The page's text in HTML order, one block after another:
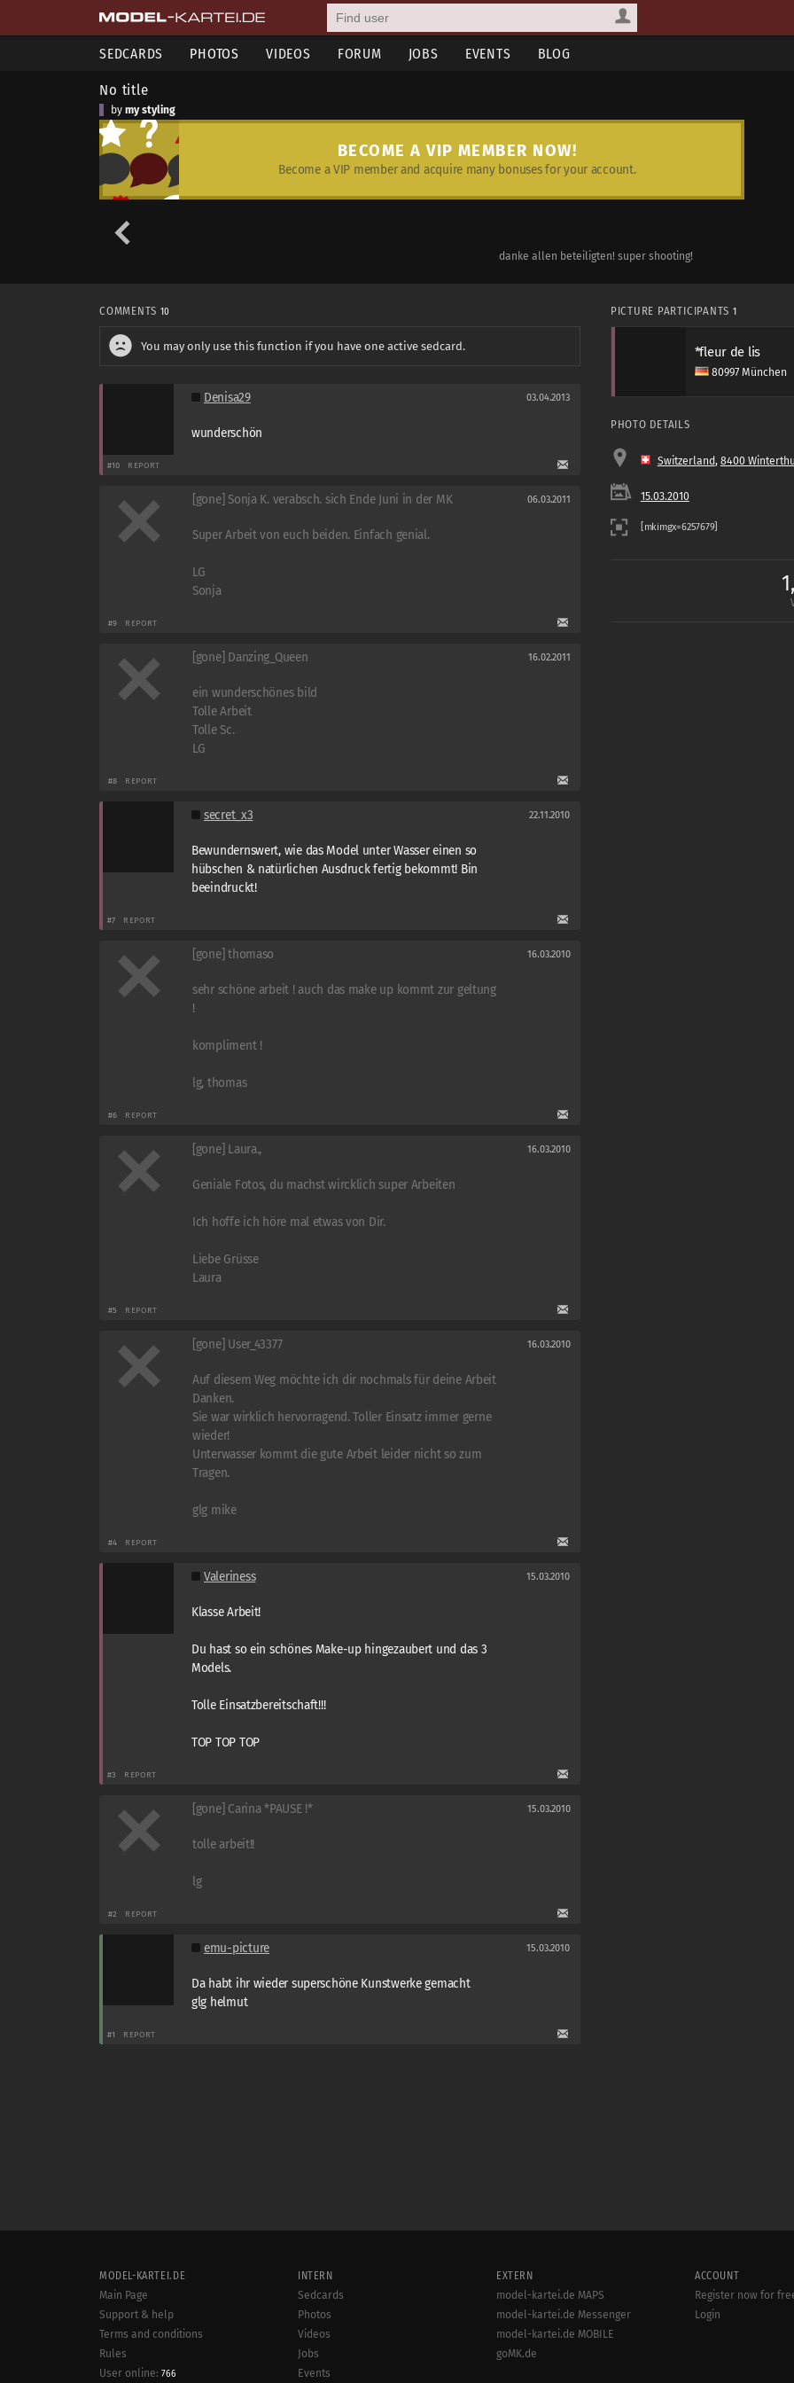
SEDCARDS PHOTOS VIDEOS FORUM JOBS EVENTS BLOG
No title
by my styling
BECOME A VIP MEMBER NOW!
Become a VIP member and acquire many bonuses for your account.
danke allen beteiligten! super shooting!
COMMENTS 10
You may only use this function if you have one active sedcard.
Denisa29 03.04.2013
wunderschön
#10 REPORT
[gone] Sonja K. verabsch. sich Ende Juni in der MK 06.03.2011
Super Arbeit von euch beiden. Einfach genial.
LG
Sonja
#9 REPORT
[gone] Danzing_Queen 16.02.2011
ein wunderschönes bild
Tolle Arbeit
Tolle Sc.
LG
#8 REPORT
secret_x3 22.11.2010
Bewundernswert, wie das Model unter Wasser einen so
hübschen & natürlichen Ausdruck fertig bekommt! Bin
beeindruckt!
#7 REPORT
[gone] thomaso 16.03.2010
sehr schöne arbeit ! auch das make up kommt zur geltung
!
kompliment !
lg, thomas
#6 REPORT
[gone] Laura., 16.03.2010
Geniale Fotos, du machst wircklich super Arbeiten
Ich hoffe ich höre mal etwas von Dir.
Liebe Grüsse
Laura
#5 REPORT
[gone] User_43377 16.03.2010
Auf diesem Weg möchte ich dir nochmals für deine Arbeit
Danken.
Sie war wirklich hervorragend. Toller Einsatz immer gerne
wieder!
Unterwasser kommt die gute Arbeit leider nicht so zum
Tragen.
glg mike
#4 REPORT
Valeriness 15.03.2010
Klasse Arbeit!
Du hast so ein schönes Make-up hingezaubert und das 3
Models.
Tolle Einsatzbereitschaft!!!
TOP TOP TOP
#3 REPORT
[gone] Carina *PAUSE !* 15.03.2010
tolle arbeit!!
lg
#2 REPORT
emu-picture 15.03.2010
Da habt ihr wieder superschöne Kunstwerke gemacht
glg helmut
#1 REPORT
PICTURE PARTICIPANTS 1
*fleur de lis
80997 München
PHOTO DETAILS
Switzerland, 8400
15.03.2010
MODEL-KARTEI.DE
Main Page
Support & help
Terms and conditions
Rules
User online: 766
INTERN
Sedcards
Photos
Videos
Jobs
Events
EXTERN
model-kartei.de MAPS
model-kartei.de Messenger
model-kartei.de MOBILE
goMK.de
ACCOUNT
Register now for
Login